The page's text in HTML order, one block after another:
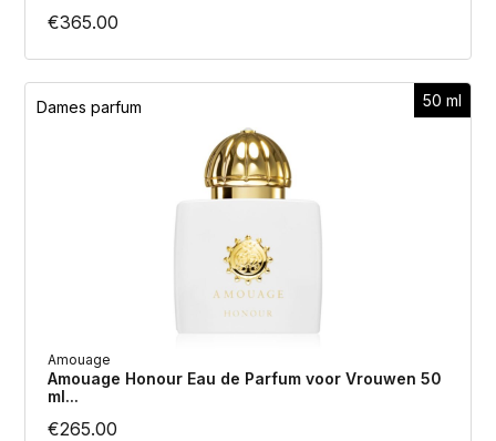
€365.00
50 ml
Dames parfum
Amouage
Amouage Honour Eau de Parfum voor Vrouwen 50
ml...
€265.00